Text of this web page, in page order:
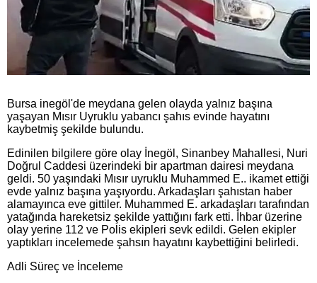
Bursa inegöl'de meydana gelen olayda yalnız başına
yaşayan Mısır Uyruklu yabancı şahıs evinde hayatını
kaybetmiş şekilde bulundu.
Edinilen bilgilere göre olay İnegöl, Sinanbey Mahallesi, Nuri
Doğrul Caddesi üzerindeki bir apartman dairesi meydana
geldi. 50 yaşındaki Mısır uyruklu Muhammed E.. ikamet ettiği
evde yalnız başına yaşıyordu. Arkadaşları şahıstan haber
alamayınca eve gittiler. Muhammed E. arkadaşları tarafından
yatağında hareketsiz şekilde yattığını fark etti. İhbar üzerine
olay yerine 112 ve Polis ekipleri sevk edildi. Gelen ekipler
yaptıkları incelemede şahsın hayatını kaybettiğini belirledi.
Adli Süreç ve İnceleme